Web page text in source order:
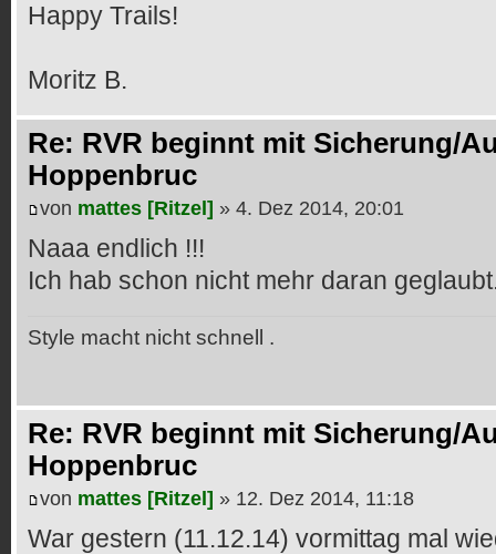
Happy Trails!
Moritz B.
Re: RVR beginnt mit Sicherung/
Hoppenbruc
von mattes [Ritzel] » 4. Dez 2014, 20:01
Naaa endlich !!!
Ich hab schon nicht mehr daran
Style macht nicht schnell .
Re: RVR beginnt mit Sicherung/
Hoppenbruc
von mattes [Ritzel] » 12. Dez 2014, 11:18
War gestern (11.12.14) vormittag mal